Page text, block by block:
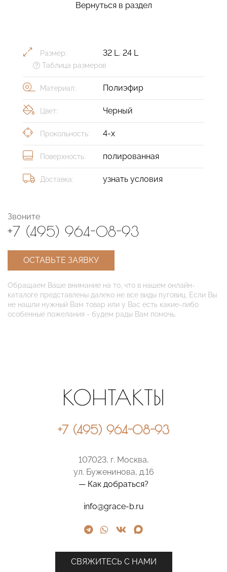
Вернуться в раздел
Размер: 32 L, 24 L
Таблица размеров
Материал: Полиэфир
Цвет: Черный
Прокольность: 4-х
Поверхность: полированная
Доставка: узнать условия
Звоните
+7 (495) 964-08-93
ОСТАВЬТЕ ЗАЯВКУ
Обращаем Ваше внимание на то, что в нашем онлайн-
каталоге представлены далеко не все виды пуговиц. Если Вы
не нашли нужный Вам товар или у Вас есть какие-либо
особенные пожелания - будем рады Вам помочь.
КОНТАКТЫ
+7 (495) 964-08-93
107023, г. Москва,
ул. Буженинова, д.16
— Как добраться?
info@grace-b.ru
СВЯЖИТЕСЬ С НАМИ